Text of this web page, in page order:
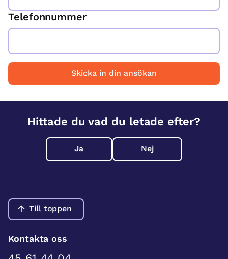
Telefonnummer
Skicka in din ansökan
Hittade du vad du letade efter?
Ja Nej
Till toppen
Kontakta oss